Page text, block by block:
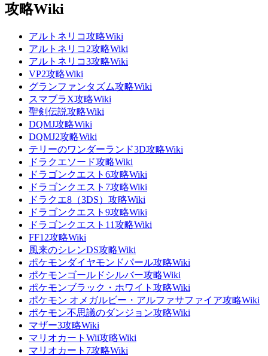
攻略Wiki
アルトネリコ攻略Wiki
アルトネリコ2攻略Wiki
アルトネリコ3攻略Wiki
VP2攻略Wiki
グランファンタズム攻略Wiki
スマブラX攻略Wiki
聖剣伝説攻略Wiki
DQMJ攻略Wiki
DQMJ2攻略Wiki
テリーのワンダーランド3D攻略Wiki
ドラクエソード攻略Wiki
ドラゴンクエスト6攻略Wiki
ドラゴンクエスト7攻略Wiki
ドラクエ8（3DS）攻略Wiki
ドラゴンクエスト9攻略Wiki
ドラゴンクエスト11攻略Wiki
FF12攻略Wiki
風来のシレンDS攻略Wiki
ポケモンダイヤモンドパール攻略Wiki
ポケモンゴールドシルバー攻略Wiki
ポケモンブラック・ホワイト攻略Wiki
ポケモン オメガルビー・アルファサファイア攻略Wiki
ポケモン不思議のダンジョン攻略Wiki
マザー3攻略Wiki
マリオカートWii攻略Wiki
マリオカート7攻略Wiki